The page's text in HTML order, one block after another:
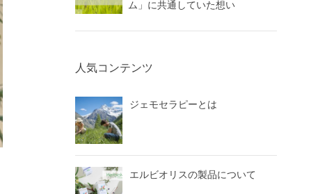
ム」に共通していた想い
人気コンテンツ
ジェモセラピーとは
エルビオリスの製品について